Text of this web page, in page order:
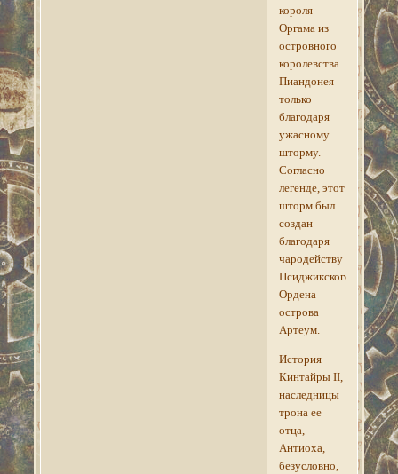
короля
Оргама из
островного
королевства
Пиандонея
только
благодаря
ужасному
шторму.
Согласно
легенде, этот
шторм был
создан
благодаря
чародейству
Псиджикского
Ордена
острова
Артеум.
История
Кинтайры II,
наследницы
трона ее
отца,
Антиоха,
безусловно,